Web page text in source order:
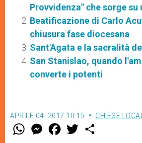
Provvidenza" che sorge su
Beatificazione di Carlo
chiusura fase diocesana
Sant'Agata e la sacralità
San Stanislao, quando
converte i potenti
APRILE 04, 2017 10:15 CHIESE
W M
e
F
a w